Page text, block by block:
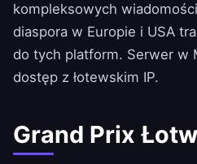
kompleksowych
diaspora w Europie i USA
do tych platform. Serwer w
dostęp z łotewskim IP.
Grand Prix